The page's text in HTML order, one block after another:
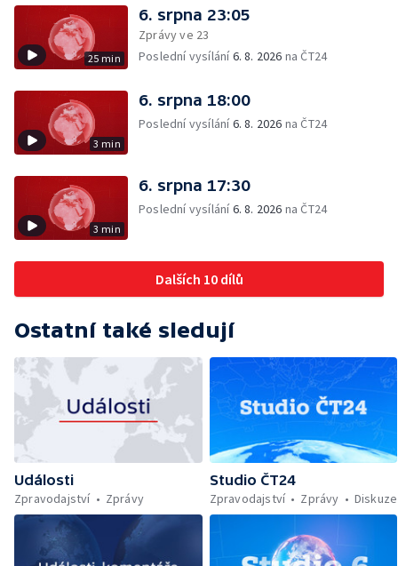
25 min
6. srpna 23:05
Zprávy ve 23
Poslední vysílání6. 8. 2026 na ČT24
3 min
6. srpna 18:00
Poslední vysílání6. 8. 2026 na ČT24
3 min
6. srpna 17:30
Poslední vysílání6. 8. 2026 na ČT24
Dalších 10 dílů
Ostatní také sledují
Události
Zpravodajství
Zprávy
Studio ČT24
Zpravodajství
Zprávy Diskuze